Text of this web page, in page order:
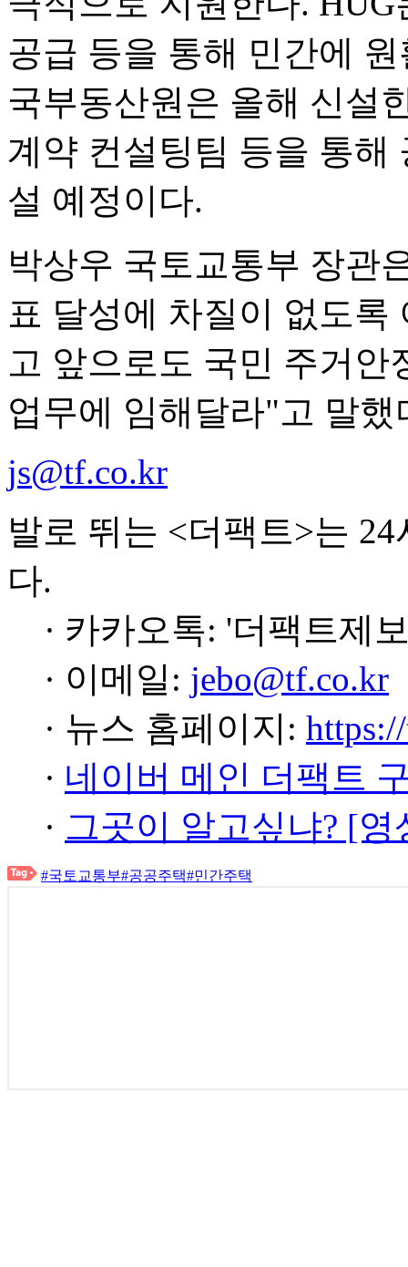
공급 등을 통해 민간에
국부동산원은 올해 신설
계약 컨설팅팀 등을 통해
설 예정이다.
박상우 국토교통부 장관
표 달성에 차질이 없도
고 앞으로도 국민 주거안
업무에 임해달라"고 말했
js@tf.co.kr
발로 뛰는 <더팩트>는
다.
· 카카오톡: '더팩트제
· 이메일: jebo@tf.co.kr
· 뉴스 홈페이지:
· 네이버 메인 더팩트
· 그곳이 알고싶냐? [
#국토교통부#공공주택#민간주택